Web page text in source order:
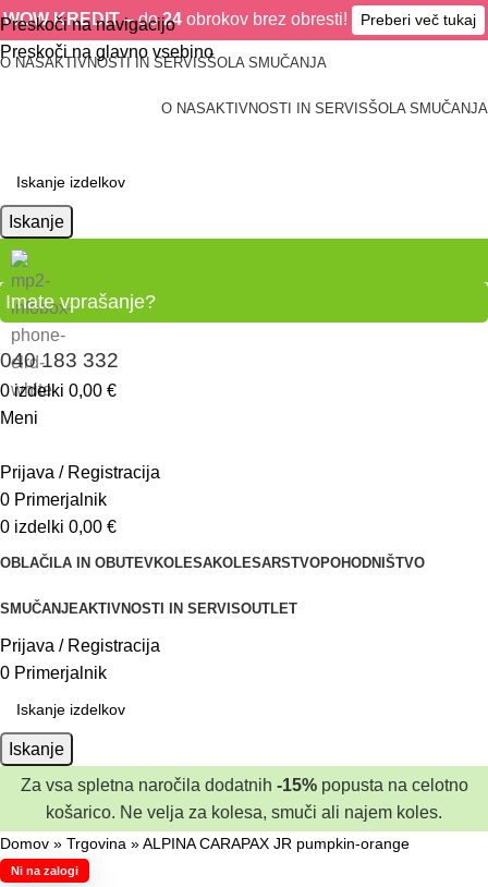
WOW KREDIT –do24 obrokov brez obresti! Preberi več tukaj
Preskoči na navigacijo
Preskoči na glavno vsebino
O NASAKTIVNOSTI IN SERVISŠOLA SMUČANJA
O NASAKTIVNOSTI IN SERVISŠOLA SMUČANJA
Iskanje
Imate vprašanje?
040 183 332
0izdelki 0,00 €
Meni
Prijava / Registracija
0 Primerjalnik
0 izdelki 0,00 €
OBLAČILA IN OBUTEVKOLESAKOLESARSTVOPOHODNIŠTVO
SMUČANJEAKTIVNOSTI IN SERVISOUTLET
Prijava / Registracija
0 Primerjalnik
Iskanje
Za vsa spletna naročila dodatnih -15%popusta na celotno
košarico. Ne velja za kolesa, smuči ali najem koles.
Domov » Trgovina »ALPINA CARAPAX JR pumpkin-orange
Ni na zalogi